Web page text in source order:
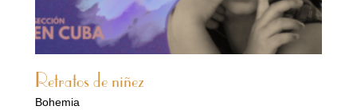
Retratos de niñez
Bohemia